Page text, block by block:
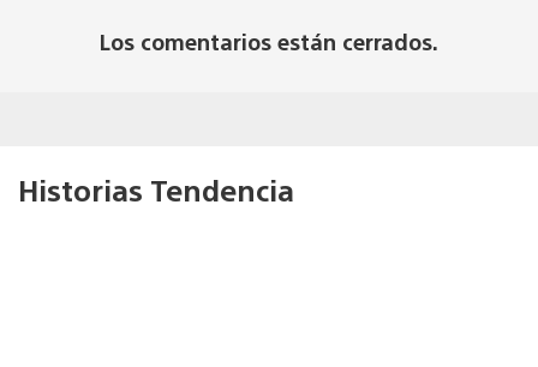
Los comentarios están cerrados.
Historias Tendencia